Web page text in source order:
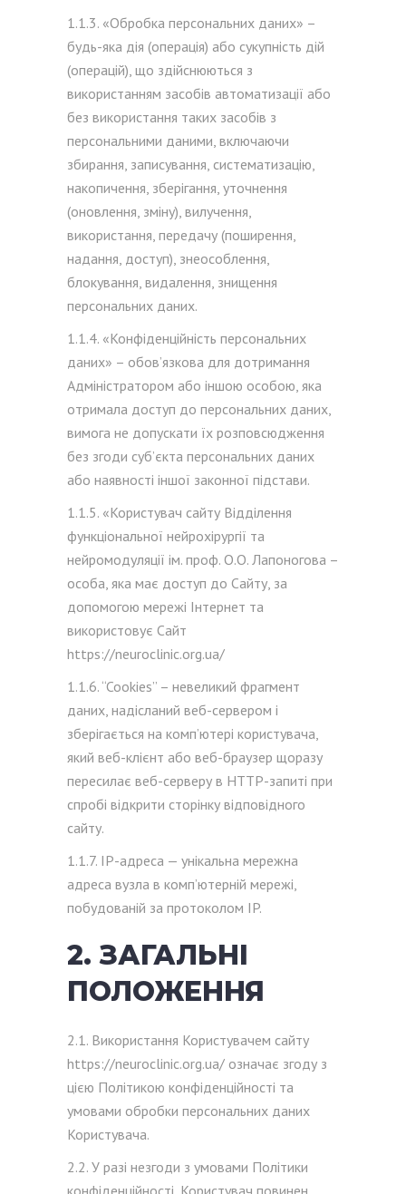
1.1.3. «Обробка персональних даних» –
будь-яка дія (операція) або сукупність дій
(операцій), що здійснюються з
використанням засобів автоматизації або
без використання таких засобів з
персональними даними, включаючи
збирання, записування, систематизацію,
накопичення, зберігання, уточнення
(оновлення, зміну), вилучення,
використання, передачу (поширення,
надання, доступ), знеособлення,
блокування, видалення, знищення
персональних даних.
1.1.4. «Конфіденційність персональних
даних» – обов’язкова для дотримання
Адміністратором або іншою особою, яка
отримала доступ до персональних даних,
вимога не допускати їх розповсюдження
без згоди суб’єкта персональних даних
або наявності іншої законної підстави.
1.1.5. «Користувач сайту Відділення
функціональної нейрохірургії та
нейромодуляції ім. проф. О.О. Лапоногова –
особа, яка має доступ до Сайту, за
допомогою мережі Інтернет та
використовує Сайт
https://neuroclinic.org.ua/
1.1.6. “Cookies” – невеликий фрагмент
даних, надісланий веб-сервером і
зберігається на комп’ютері користувача,
який веб-клієнт або веб-браузер щоразу
пересилає веб-серверу в HTTP-запиті при
спробі відкрити сторінку відповідного
сайту.
1.1.7. IP-адреса — унікальна мережна
адреса вузла в комп’ютерній мережі,
побудованій за протоколом IP.
2. ЗАГАЛЬНІ
ПОЛОЖЕННЯ
2.1. Використання Користувачем сайту
https://neuroclinic.org.ua/ означає згоду з
цією Політикою конфіденційності та
умовами обробки персональних даних
Користувача.
2.2. У разі незгоди з умовами Політики
конфіденційності, Користувач повинен